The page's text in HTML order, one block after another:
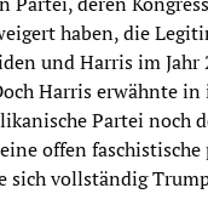
haben, die
und Harris im Jahr
Harris erwähnte
Partei noch
offen
sich vollständig